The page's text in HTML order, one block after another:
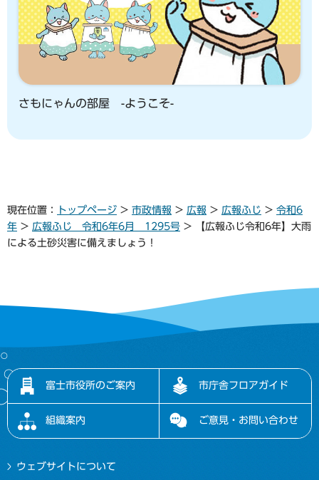
さもにゃんの部屋 -ようこそ-
現在位置： トップページ > 市政情報 > 広報 > 広報ふじ > 令和6
年 > 広報ふじ 令和6年6月 1295号 > 【広報ふじ令和6年】大雨
による土砂災害に備えましょう！
富士市役所のご案内 市庁舎フロアガイド
組織案内 ご意見・お問い合わせ
ウェブサイトについて